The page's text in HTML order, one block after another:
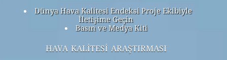
Dünya Hava Kalitesi Endeksi Proje Ekibiyle
İletişime Geçin
Basın ve Medya Kiti
hava kalitesi araştırması